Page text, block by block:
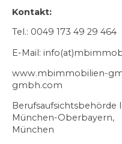
Kontakt:
Tel.: 0049 173 49 29 464
E-Mail:
www.mbimmobilien-
gmbh.com
München-
München